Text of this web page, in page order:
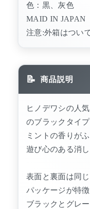
色：黒、灰色
MAID IN JAPAN
注意:外箱はつい
商品説明
ヒノデワシの人
のブラックタイプ
ミントの香りが
遊び心のある消し
表面と裏面は同
パッケージが特徴
ブラックとグレ